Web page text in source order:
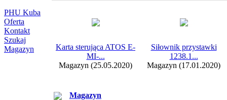
PHU Kuba
Oferta
Kontakt
Szukaj
Magazyn
Karta sterująca ATOS E-
MI-...
Magazyn (25.05.2020)
Siłownik przystawki
1238.1...
Magazyn (17.01.2020)
Magazyn